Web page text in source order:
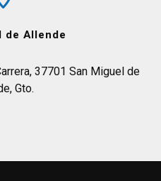
de Allende
37701 San Miguel de
Gto.